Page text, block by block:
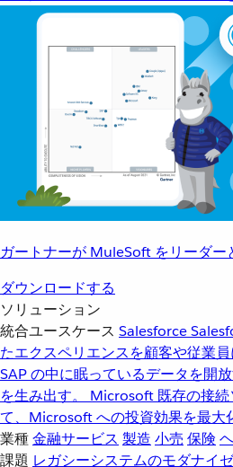
ガートナーが MuleSoft をリーダー
ダウンロードする
ソリューション
統合ユースケース Salesforce
たエクスペリエンスを顧客や従業
SAP の中に眠っているデータを開
を生み出す。
Microsoft 既存の接
て、Microsoft への投資効果を最大
業種金融サービス 製造 小売 保険
課題 レガシーシステムのモダナイ